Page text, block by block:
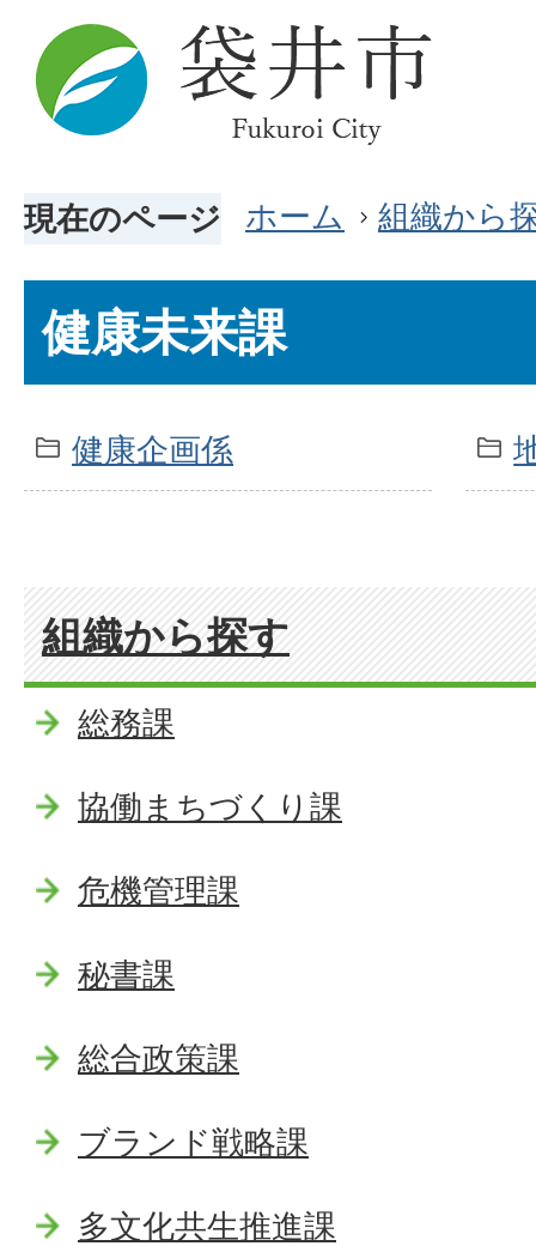
現在のページ ホーム 組織から
健康未来課
健康企画係
組織から探す
総務課
協働まちづくり課
危機管理課
秘書課
総合政策課
ブランド戦略課
多文化共生推進課